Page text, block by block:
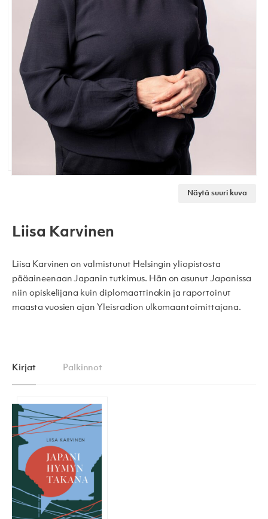
Näytä suuri kuva
Liisa Karvinen
Liisa Karvinen on valmistunut Helsingin yliopistosta
pääaineenaan Japanin tutkimus. Hän on asunut Japanissa
niin opiskelijana kuin diplomaattinakin ja raportoinut
maasta vuosien ajan Yleisradion ulkomaantoimittajana.
Kirjat Palkinnot
Japani hymyn takana